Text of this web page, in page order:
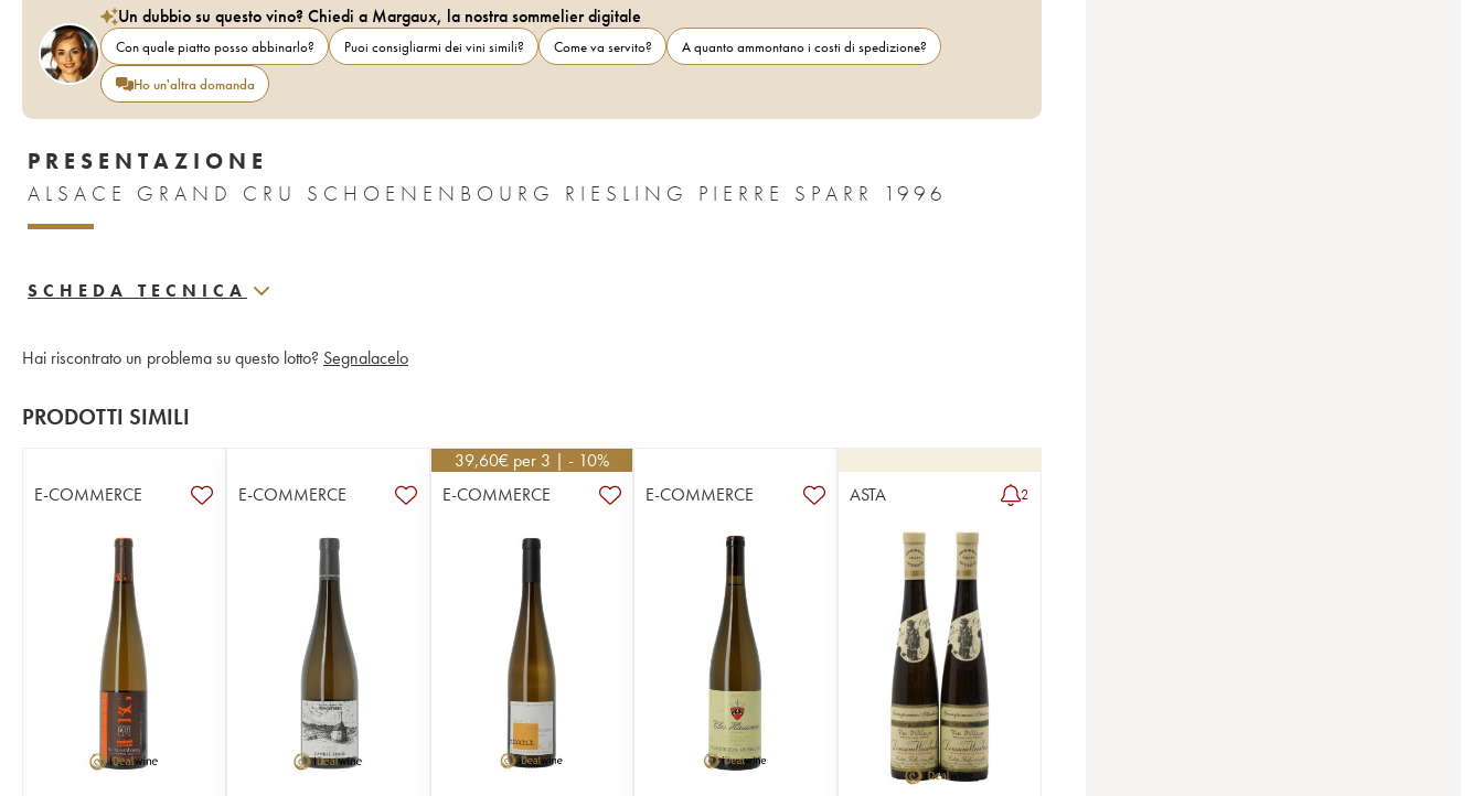
Un dubbio su questo vino? Chiedi a Margaux, la nostra sommelier digitale
Con quale piatto posso abbinarlo? Puoi consigliarmi dei vini simili? Come va servito?
A quanto ammontano i costi di spedizione?
Ho un'altra domanda
PRESENTAZIONE
ALSACE GRAND CRU SCHOENENBOURG RIESLING PIERRE SPARR 1996
SCHEDA TECNICA
Hai riscontrato un problema su questo lotto? Segnalacelo
PRODOTTI SIMILI
E-COMMERCE E-COMMERCE
39,60€ per 3 | - 10%
E-COMMERCE
E-COMMERCE ASTA 2